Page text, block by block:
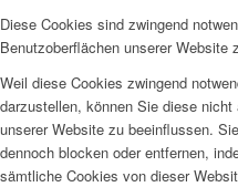
Diese Cookies sind zwingend
Benutzoberflächen unserer Website
Weil diese Cookies zwingend
darzustellen, können Sie diese
unserer Website zu beeinflussen.
dennoch blocken oder entfernen,
sämtliche Cookies von dieser